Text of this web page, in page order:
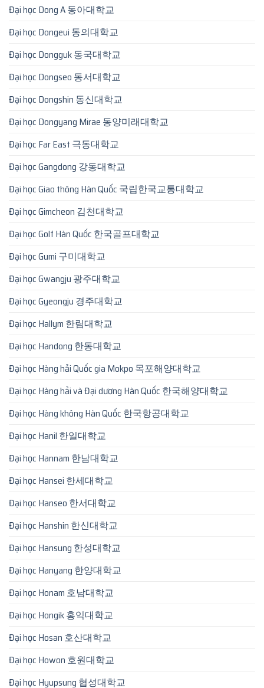
Đại học Dong A 동아대학교
Đại học Dongeui 동의대학교
Đại học Dongguk 동국대학교
Đại học Dongseo 동서대학교
Đại học Dongshin 동신대학교
Đại học Dongyang Mirae 동양미래대학교
Đại học Far East 극동대학교
Đại học Gangdong 강동대학교
Đại học Giao thông Hàn Quốc 국립한국교통대학교
Đại học Gimcheon 김천대학교
Đại học Golf Hàn Quốc 한국골프대학교
Đại học Gumi 구미대학교
Đại học Gwangju 광주대학교
Đại học Gyeongju 경주대학교
Đại học Hallym 한림대학교
Đại học Handong 한동대학교
Đại học Hàng hải Quốc gia Mokpo 목포해양대학교
Đại học Hàng hải và Đại dương Hàn Quốc 한국해양대학교
Đại học Hàng không Hàn Quốc 한국항공대학교
Đại học Hanil 한일대학교
Đại học Hannam 한남대학교
Đại học Hansei 한세대학교
Đại học Hanseo 한서대학교
Đại học Hanshin 한신대학교
Đại học Hansung 한성대학교
Đại học Hanyang 한양대학교
Đại học Honam 호남대학교
Đại học Hongik 홍익대학교
Đại học Hosan 호산대학교
Đại học Howon 호원대학교
Đại học Hyupsung 협성대학교